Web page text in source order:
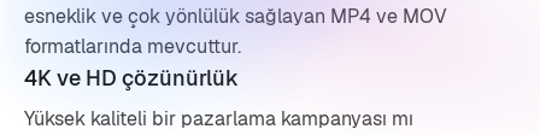
esneklik ve çok yönlülük sağlayan MP4 ve MOV
formatlarında mevcuttur.
4K ve HD çözünürlük
Yüksek kaliteli bir pazarlama kampanyası mı